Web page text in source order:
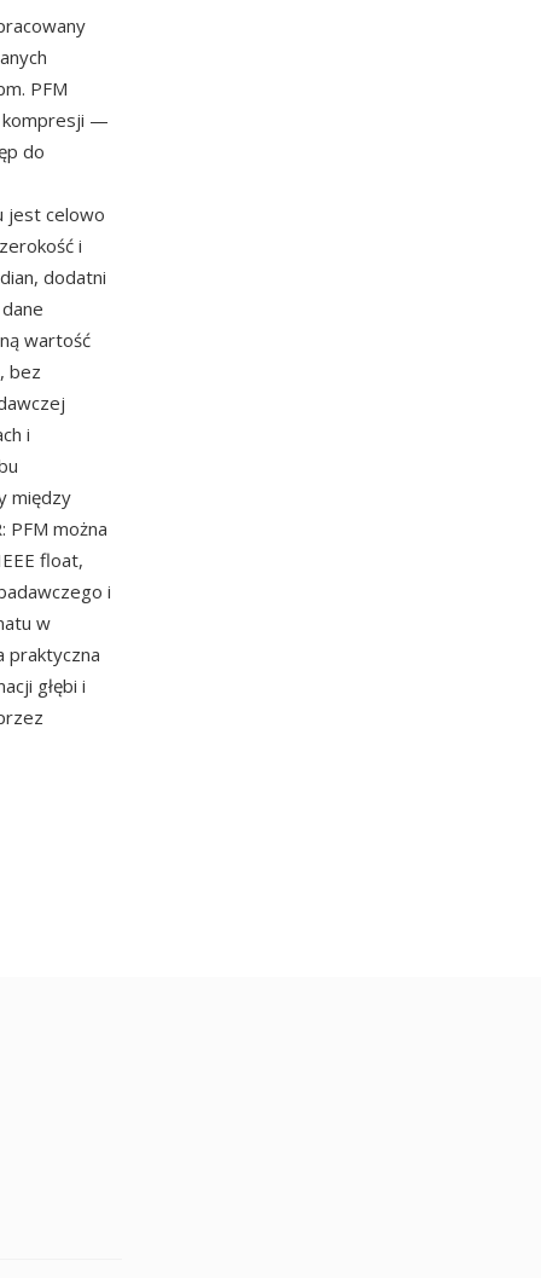
PFM
kompresji —
do
jest celowo
i
dodatni
wartość
bez
i
między
PFM można
float,
i
w
praktyczna
głębi i